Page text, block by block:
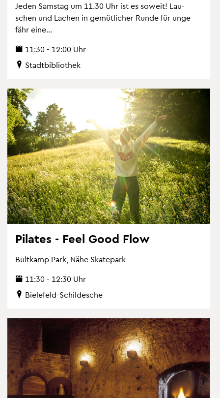
Jeden Sams­tag um 11.30 Uhr ist es so­weit! Lau­
schen und La­chen in ge­müt­li­cher Runde für un­ge­
fähr eine...
11:30 - 12:00 Uhr
Stadt­bi­blio­thek
Pi­la­tes - Feel Good Flow
Bult­kamp Park, Nähe Skate­park
11:30 - 12:30 Uhr
Bie­le­feld-Schil­desche